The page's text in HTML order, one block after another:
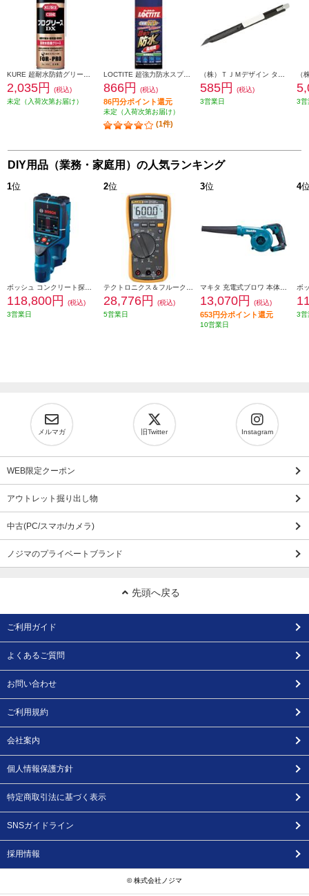
2,035円
(税込)
未定（入荷次第お届け）
LOCTITE 超強力防水スプレー布用 長時間 DBL-380
866円 (税込)
86円分ポイント還元
未定（入荷次第お届け）
(1件)
585円
(税込)
3営業日
3営
DIY用品（業務・家庭用）の人気ランキング
1位
118,800円
(税込)
3営業日
2位
28,776円
(税込)
5営業日
3位
13,070円 (税込)
653円分ポイント還元
10営業日
4
3営
メルマガ 旧Twitter Instagram
WEB限定クーポン
アウトレット掘り出し物
中古(PC/スマホ/カメラ)
ノジマのプライベートブランド
先頭へ戻る
ご利用ガイド
よくあるご質問
お問い合わせ
ご利用規約
会社案内
個人情報保護方針
特定商取引法に基づく表示
SNSガイドライン
採用情報
© 株式会社ノジマ